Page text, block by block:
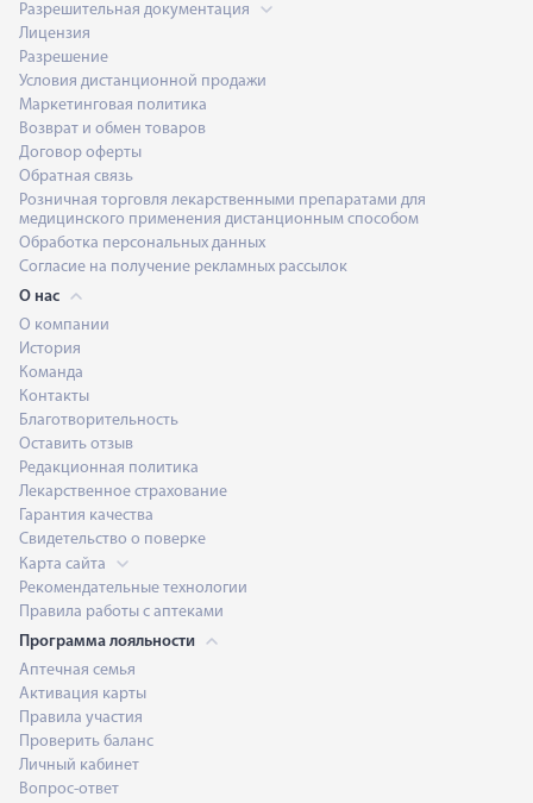
Разрешительная документация
Лицензия
Разрешение
Условия дистанционной продажи
Маркетинговая политика
Возврат и обмен товаров
Договор оферты
Обратная связь
Розничная торговля лекарственными препаратами для
медицинского применения дистанционным способом
Обработка персональных данных
Согласие на получение рекламных рассылок
О нас
О компании
История
Команда
Контакты
Благотворительность
Оставить отзыв
Редакционная политика
Лекарственное страхование
Гарантия качества
Свидетельство о поверке
Карта сайта
Рекомендательные технологии
Правила работы с аптеками
Программа лояльности
Аптечная семья
Активация карты
Правила участия
Проверить баланс
Личный кабинет
Вопрос-ответ